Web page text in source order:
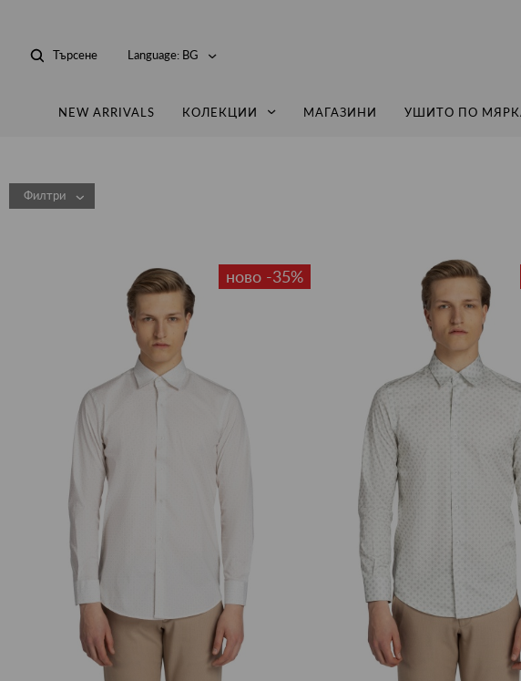
Търсене Language: BG
NEW ARRIVALS КОЛЕКЦИИ МАГАЗИНИ УШИТО ПО
Филтри
ново -35%